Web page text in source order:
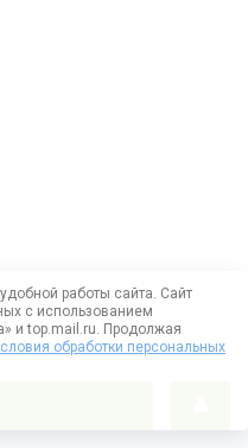
работы сайта. Сайт
с использованием
и top.mail.ru. Продолжая
обработки персональных